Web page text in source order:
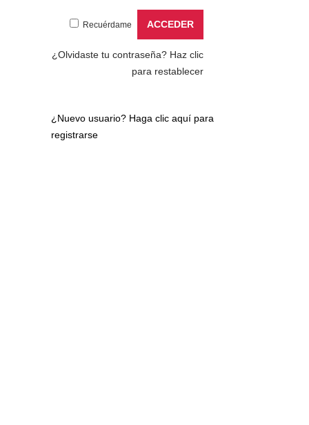
Recuérdame
¿Olvidaste tu contraseña? Haz clic
para restablecer
¿Nuevo usuario? Haga clic aquí para
registrarse